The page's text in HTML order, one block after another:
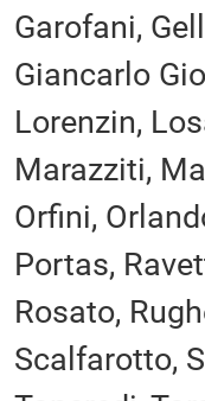
Garofani,
Giancarlo
Lorenzin,
Marazziti,
Orfini,
Portas,
Rosato,
Scalfarotto,